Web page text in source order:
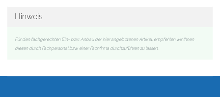
Hinweis
Für den fachgerechten Ein- bzw. Anbau der hier angebotenen Artikel, empfehlen wir Ihnen
diesen durch Fachpersonal bzw. einer Fachfirma durchzuführen zu lassen.